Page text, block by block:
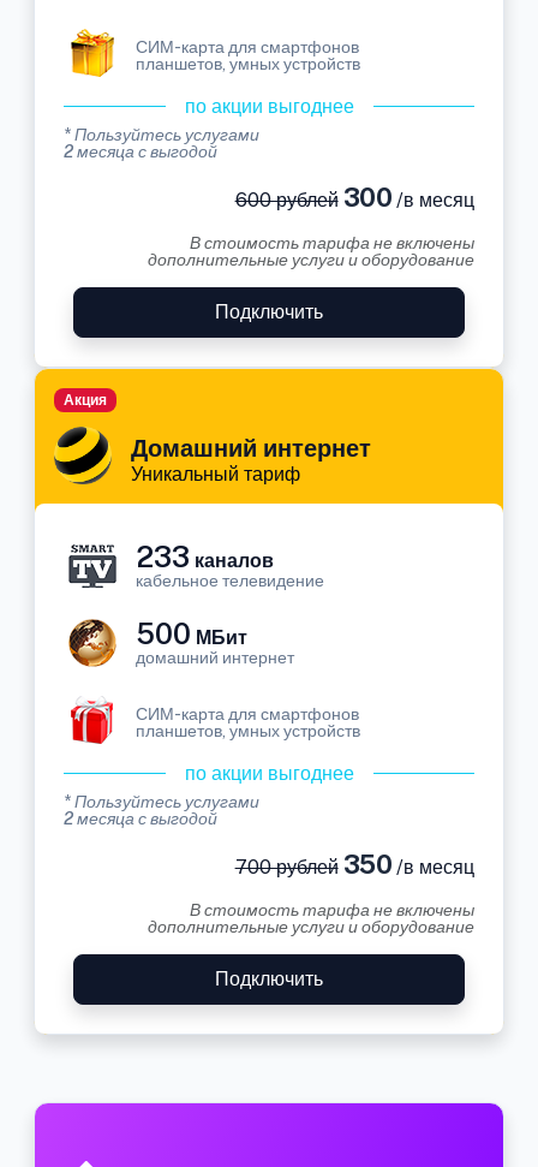
СИМ-карта для смартфонов
планшетов, умных устройств
по акции выгоднее
* Пользуйтесь услугами
2 месяца с выгодой
600 рублей300 /в месяц
В стоимость тарифа не включены
дополнительные услуги и оборудование
Подключить
Домашний интернет
Уникальный тариф
Акция
233 каналов
кабельное телевидение
500 МБит
домашний интернет
СИМ-карта для смартфонов
планшетов, умных устройств
по акции выгоднее
* Пользуйтесь услугами
2 месяца с выгодой
700 рублей350 /в месяц
В стоимость тарифа не включены
дополнительные услуги и оборудование
Подключить